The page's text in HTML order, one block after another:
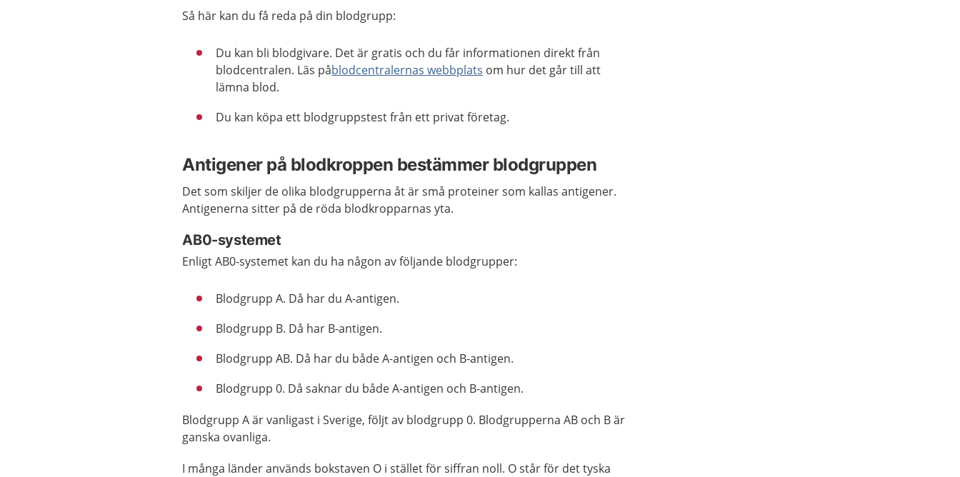
Så här kan du få reda på din blodgrupp:
Du kan bli blodgivare. Det är gratis och du får informationen direkt från
blodcentralen. Läs påblodcentralernas webbplats om hur det går till att
lämna blod.
Du kan köpa ett blodgruppstest från ett privat företag.
Antigener på blodkroppen bestämmer blodgruppen
Det som skiljer de olika blodgrupperna åt är små proteiner som kallas antigener.
Antigenerna sitter på de röda blodkropparnas yta.
AB0-systemet
Enligt AB0-systemet kan du ha någon av följande blodgrupper:
Blodgrupp A. Då har du A-antigen.
Blodgrupp B. Då har B-antigen.
Blodgrupp AB. Då har du både A-antigen och B-antigen.
Blodgrupp 0. Då saknar du både A-antigen och B-antigen.
Blodgrupp A är vanligast i Sverige, följt av blodgrupp 0. Blodgrupperna AB och B är
ganska ovanliga.
I många länder används bokstaven O i stället för siffran noll. O står för det tyska